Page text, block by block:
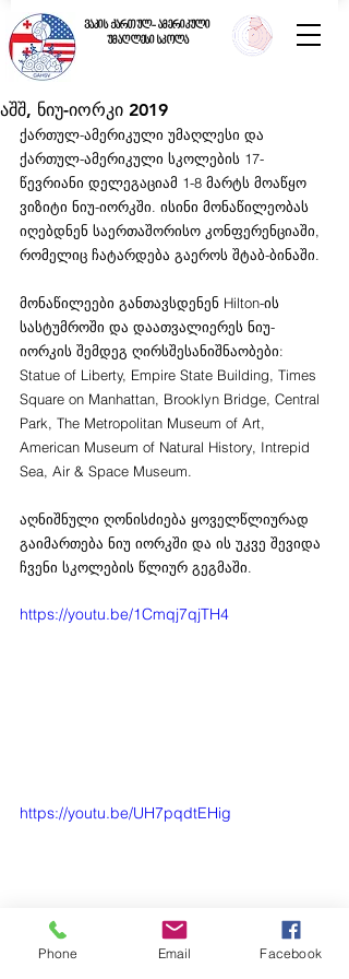
ვაკის ქართულ- ამერიკული
უმაღლესი სკოლა
აშშ, ნიუ-იორკი 2019
ქართულ-ამერიკული უმაღლესი და
ქართულ-ამერიკული სკოლების 17-
წევრიანი დელეგაციამ 1-8 მარტს მოაწყო
ვიზიტი ნიუ-იორკში. ისინი მონაწილეობას
იღებდნენ საერთაშორისო კონფერენციაში,
რომელიც ჩატარდება გაეროს შტაბ-ბინაში.
მონაწილეები განთავსდენენ Hilton-ის
სასტუმროში და დაათვალიერეს ნიუ-
იორკის შემდეგ ღირსშესანიშნაობები:
Statue of Liberty, Empire State Building, Times
Square on Manhattan, Brooklyn Bridge, Central
Park, The Metropolitan Museum of Art,
American Museum of Natural History, Intrepid
Sea, Air & Space Museum.
აღნიშნული ღონისძიება ყოველწლიურად
გაიმართება ნიუ იორკში და ის უკვე შევიდა
ჩვენი სკოლების წლიურ გეგმაში.
https://youtu.be/1Cmqj7qjTH4
https://youtu.be/UH7pqdtEHig
Phone Email Facebook